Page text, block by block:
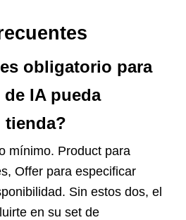
obligatorio para
IA pueda
tienda?
mínimo. Product para
Offer para especificar
Sin estos dos, el
en su set de